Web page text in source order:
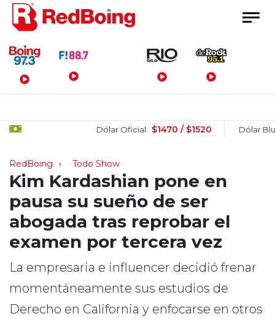
Menú Principal
Dólar Oficial: $1470 / $1520 Dólar Blue:
RedBoing Todo Show
Kim Kardashian pone en
pausa su sueño de ser
abogada tras reprobar el
examen por tercera vez
La empresaria e influencer decidió frenar
momentáneamente sus estudios de
Derecho en California y enfocarse en otros